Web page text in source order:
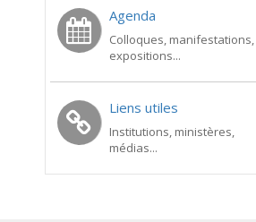
Agenda
Colloques, manifestations,
expositions...
Liens utiles
Institutions, ministères,
médias...